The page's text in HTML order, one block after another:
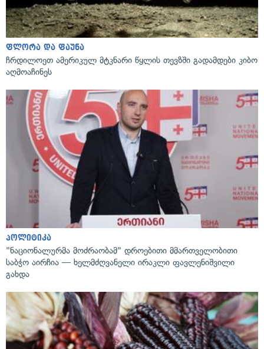
ფლორა და ფაუნა
ჩრდილოეთ ამერიკულ მტკნარი წყლის თევზში გადამდები კიბო
აღმოაჩინეს
პოლიტიკა
"ნაციონალურმა მოძრაობამ" დროებითი მმართველობითი
საბჭო აირჩია — ხელმძღვანელი ირაკლი ფავლენიშვილი
გახდა